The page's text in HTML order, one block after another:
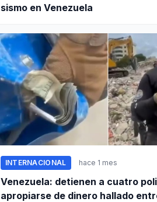
sismo en Venezuela
INTERNACIONAL hace 1 mes
Venezuela: detienen a cuatro
apropiarse de dinero hallado